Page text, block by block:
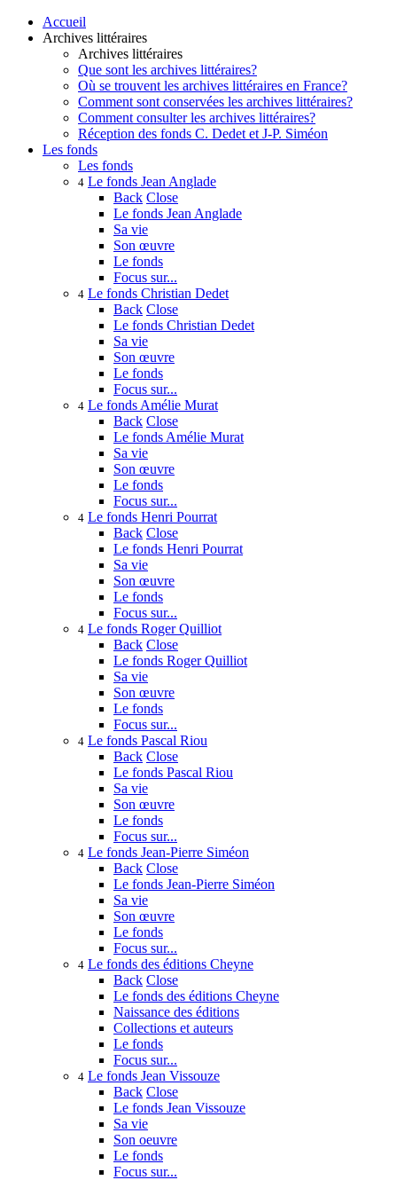
Accueil
Archives littéraires
Archives littéraires
Que sont les archives littéraires?
Où se trouvent les archives littéraires en France?
Comment sont conservées les archives littéraires?
Comment consulter les archives littéraires?
Réception des fonds C. Dedet et J-P. Siméon
Les fonds
Les fonds
4 Le fonds Jean Anglade
Back Close
Le fonds Jean Anglade
Sa vie
Son œuvre
Le fonds
Focus sur...
4 Le fonds Christian Dedet
Back Close
Le fonds Christian Dedet
Sa vie
Son œuvre
Le fonds
Focus sur...
4 Le fonds Amélie Murat
Back Close
Le fonds Amélie Murat
Sa vie
Son œuvre
Le fonds
Focus sur...
4 Le fonds Henri Pourrat
Back Close
Le fonds Henri Pourrat
Sa vie
Son œuvre
Le fonds
Focus sur...
4 Le fonds Roger Quilliot
Back Close
Le fonds Roger Quilliot
Sa vie
Son œuvre
Le fonds
Focus sur...
4 Le fonds Pascal Riou
Back Close
Le fonds Pascal Riou
Sa vie
Son œuvre
Le fonds
Focus sur...
4 Le fonds Jean-Pierre Siméon
Back Close
Le fonds Jean-Pierre Siméon
Sa vie
Son œuvre
Le fonds
Focus sur...
4 Le fonds des éditions Cheyne
Back Close
Le fonds des éditions Cheyne
Naissance des éditions
Collections et auteurs
Le fonds
Focus sur...
4 Le fonds Jean Vissouze
Back Close
Le fonds Jean Vissouze
Sa vie
Son oeuvre
Le fonds
Focus sur...